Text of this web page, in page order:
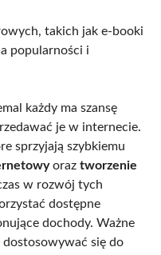
takich jak e-booki
popularności i
każdy ma szansę
je w internecie.
sprzyjają szybkiemu
oraz tworzenie
w rozwój tych
dostępne
dochody. Ważne
dostosowywać się do